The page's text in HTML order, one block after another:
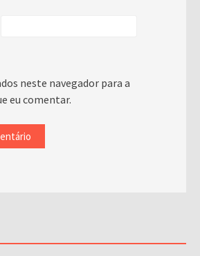
neste navegador para a
eu comentar.